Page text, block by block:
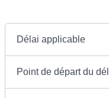
Délai applicable
Point de départ du